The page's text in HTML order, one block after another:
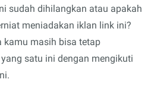
sudah dihilangkan atau apakah
meniadakan iklan link ini?
kamu masih bisa tetap
satu ini dengan mengikuti